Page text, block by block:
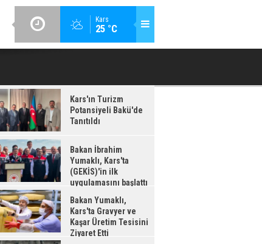
Kars
25 °C
BAKAN İBRAHIM YUMAKLI, KARS'TA (GEKİS)'IN ILK
Kars'ın Turizm
Potansiyeli Bakü'de
Tanıtıldı
Bakan İbrahim
Yumaklı, Kars'ta
(GEKİS)'in ilk
uygulamasını başlattı
Bakan Yumaklı,
Kars'ta Gravyer ve
Kaşar Üretim Tesisini
Ziyaret Etti